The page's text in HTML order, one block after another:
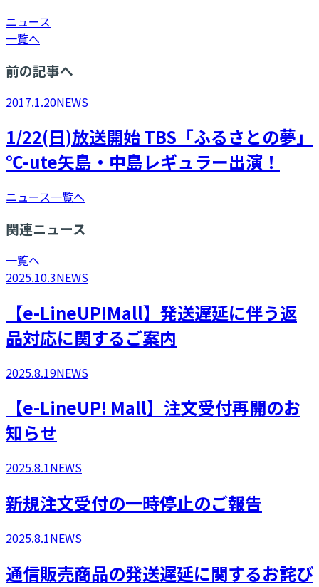
ニュース
一覧へ
前の記事へ
2017.1.20NEWS
1/22(日)放送開始 TBS「ふるさとの夢」
℃-ute矢島・中島レギュラー出演！
ニュース一覧へ
関連ニュース
一覧へ
2025.10.3NEWS
【e-LineUP!Mall】発送遅延に伴う返
品対応に関するご案内
2025.8.19NEWS
​【e-LineUP! Mall】注文受付再開のお
知らせ
2025.8.1NEWS
新規注文受付の一時停止のご報告
2025.8.1NEWS
通信販売商品の発送遅延に関するお詫び